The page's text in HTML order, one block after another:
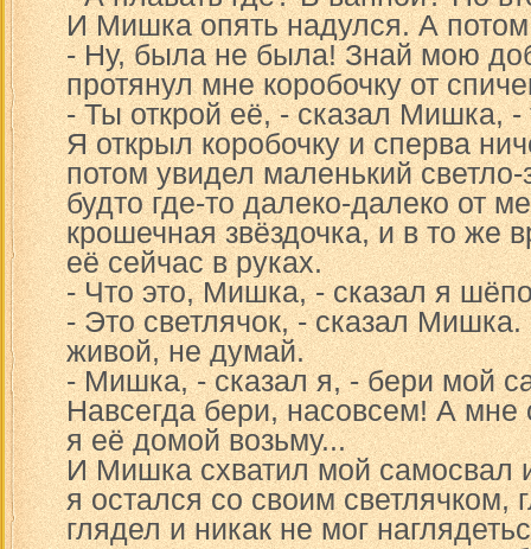
И Мишка опять надулся. А потом
- Ну, была не была! Знай мою
протянул мне коробочку от
- Ты открой её, - сказал Мишка, -
Я открыл коробочку и сперва
потом увидел маленький светло-
будто где-то далеко-далеко от
крошечная звёздочка, и в то же
её сейчас в руках.
- Что это, Мишка, - сказал я
- Это светлячок, - сказал
живой, не думай.
- Мишка, - сказал я, - бери мой
Навсегда бери, насовсем! А мне
я её домой возьму...
И Мишка схватил мой самосвал
я остался со своим светлячком,
глядел и никак не мог